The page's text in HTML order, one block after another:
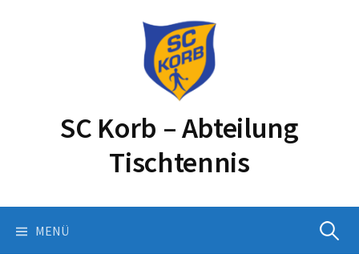
SC Korb – Abteilung
Tischtennis
MENÜ Suchen